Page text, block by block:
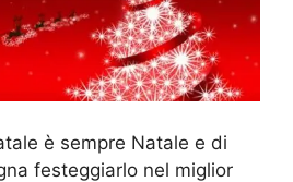
è sempre Natale e di
festeggiarlo nel miglior